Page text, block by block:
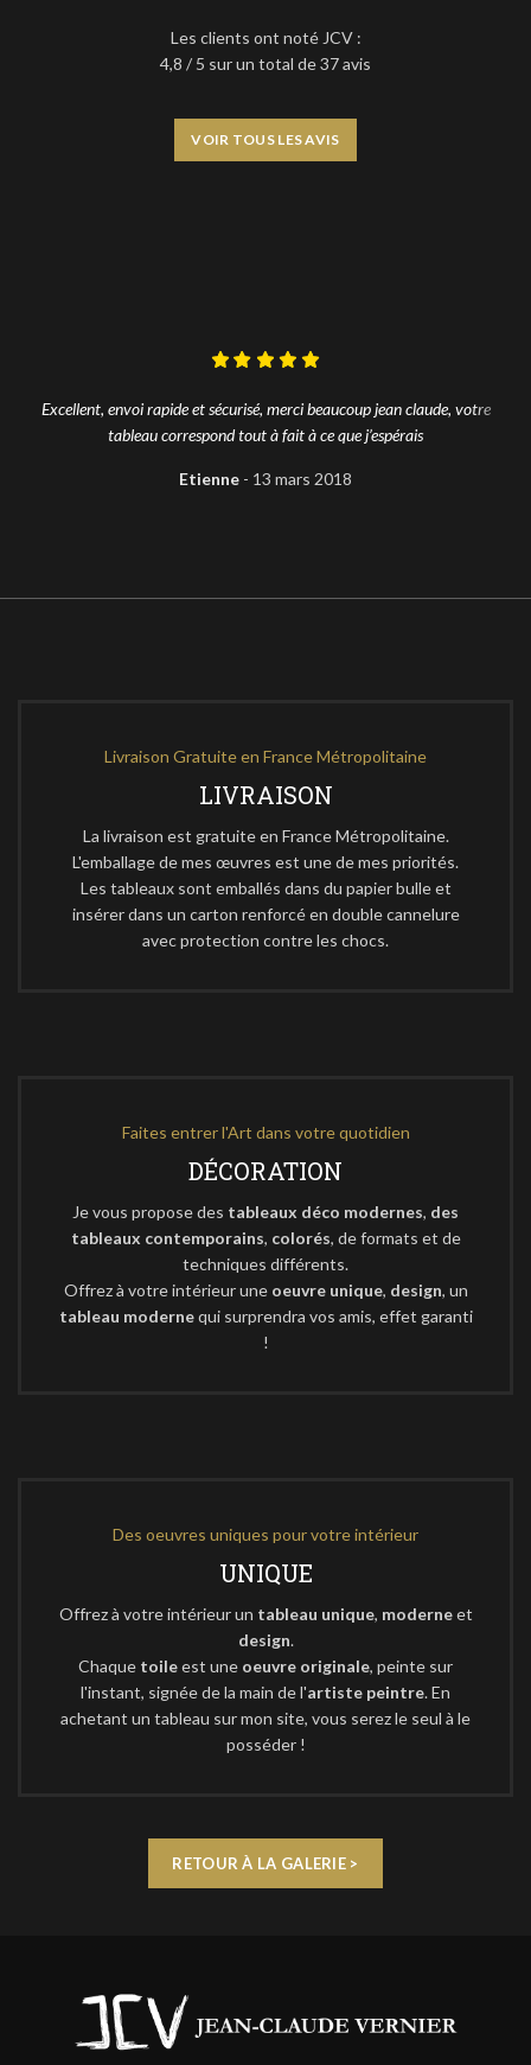
Les clients ont noté JCV :
4,8 / 5 sur un total de 37 avis
VOIR TOUS LES AVIS
Excellent, envoi rapide et sécurisé, merci beaucoup jean claude, votre
tableau correspond tout à fait à ce que j’espérais
Etienne 13 mars 2018
Livraison Gratuite en France Métropolitaine
LIVRAISON
La livraison est gratuite en France Métropolitaine.
L'emballage de mes œuvres est une de mes priorités.
Les tableaux sont emballés dans du papier bulle et
insérer dans un carton renforcé en double cannelure
avec protection contre les chocs.
Faites entrer l'Art dans votre quotidien
DÉCORATION
Je vous propose des tableaux déco modernes, des
tableaux contemporains, colorés, de formats et de
techniques différents.
Offrez à votre intérieur une oeuvre unique, design, un
tableau modernequi surprendra vos amis, effet garanti
!
Des oeuvres uniques pour votre intérieur
UNIQUE
Offrez à votre intérieur un tableau unique, moderneet
design.
Chaque toileest une oeuvre originale, peinte sur
l'instant, signée de la main de l'artiste peintre. En
achetant un tableau sur mon site, vous serez le seul à le
posséder !
RETOUR À LA GALERIE >